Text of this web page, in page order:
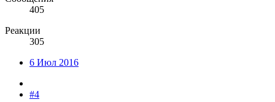
405
Реакции
305
6 Июл 2016
#4